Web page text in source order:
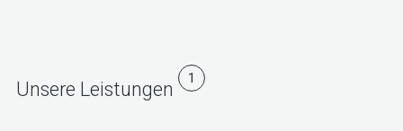
Unsere Leistungen 1